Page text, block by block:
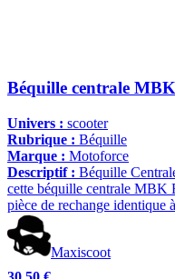
Béquille centrale
Univers : scooter
Rubrique : Béquille
Marque : Motoforce
Descriptif : Béquille
cette béquille centrale MBK
pièce de rechange identique
Maxiscoot